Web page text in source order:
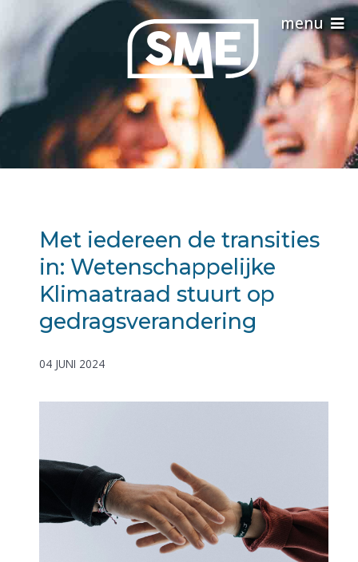
Met iedereen de transities
in: Wetenschappelijke
Klimaatraad stuurt op
gedragsverandering
04 JUNI 2024